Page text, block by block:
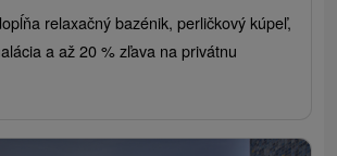
relaxačný bazénik, perličkový kúpeľ,
a až 20 % zľava na privátnu